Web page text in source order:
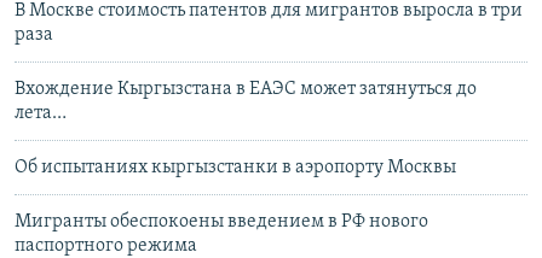
В Москве стоимость патентов для мигрантов выросла в три
раза
Вхождение Кыргызстана в ЕАЭС может затянуться до
лета…
Об испытаниях кыргызстанки в аэропорту Москвы
Мигранты обеспокоены введением в РФ нового
паспортного режима